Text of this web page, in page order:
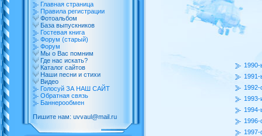
Главная страница
Правила регистрации
Фотоальбом
База выпускников
Гостевая книга
Форум (старый)
Форум
Мы о Вас помним
Где нас искать?
Каталог сайтов
Наши песни и стихи
Видео
Голосуй ЗА НАШ САЙТ
Обратная связь
Баннерообмен
Пишите нам: uvvaul@mail.ru
1990-
1991-
1992-
1993-
1994-
1996-
1997-